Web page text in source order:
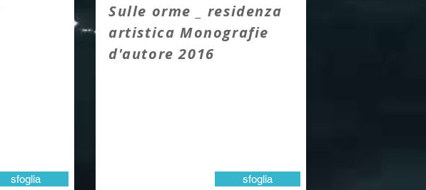
sfoglia
Sulle orme _ residenza
artistica Monografie
d'autore 2016
sfoglia